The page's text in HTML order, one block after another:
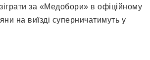
за «Медобори» в офіційному
на виїзді суперничатимуть у